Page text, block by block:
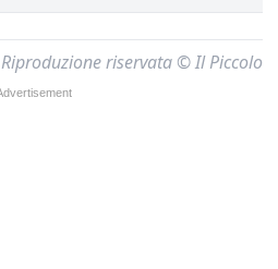
Riproduzione riservata © Il Piccolo